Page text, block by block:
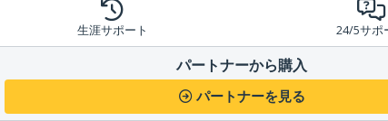
生涯サポート 24/5サポ
パートナーから購入
パートナーを見る